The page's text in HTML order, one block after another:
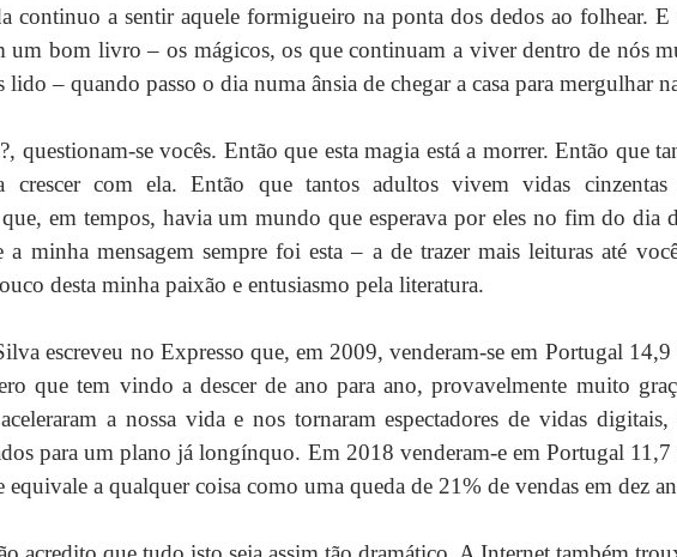
continuo a sentir aquele formigueiro na ponta dos dedos ao folhear. E
um bom livro – os mágicos, os que continuam a viver dentro de nós
lido – quando passo o dia numa ânsia de chegar a casa para mergulhar
questionam-se vocês. Então que esta magia está a morrer. Então que
crescer com ela. Então que tantos adultos vivem vidas cinzentas
que, em tempos, havia um mundo que esperava por eles no fim do dia
a minha mensagem sempre foi esta – a de trazer mais leituras até
desta minha paixão e entusiasmo pela literatura.
escreveu no Expresso que, em 2009, venderam-se em Portugal
que tem vindo a descer de ano para ano, provavelmente muito
a nossa vida e nos tornaram espectadores de vidas digitais,
para um plano já longínquo. Em 2018 venderam-e em Portugal 11,7
a qualquer coisa como uma queda de 21% de vendas em dez